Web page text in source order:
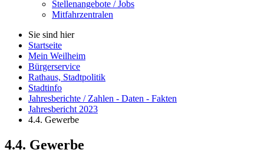
Stellenangebote / Jobs
Mitfahrzentralen
Sie sind hier
Startseite
Mein Weilheim
Bürgerservice
Rathaus, Stadtpolitik
Stadtinfo
Jahresberichte / Zahlen - Daten - Fakten
Jahresbericht 2023
4.4. Gewerbe
4.4. Gewerbe